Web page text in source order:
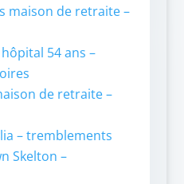
maison de retraite –
54 ans –
de retraite –
– tremblements
Skelton –